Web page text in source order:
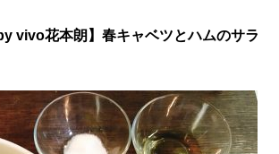
vivo花本朗】春キャベツとハムのサラ